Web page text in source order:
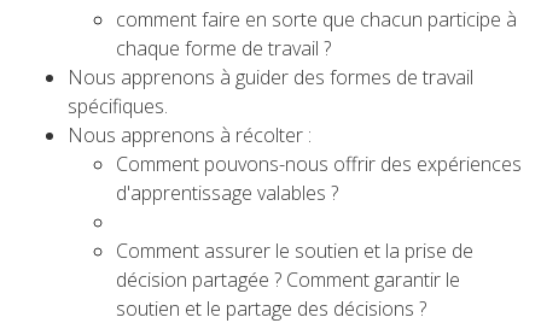
comment faire en sorte que chacun participe à
chaque forme de travail ?
Nous apprenons à guider des formes de travail
spécifiques.
Nous apprenons à récolter :
Comment pouvons-nous offrir des expériences
d'apprentissage valables ?
Comment assurer le soutien et la prise de
décision partagée ? Comment garantir le
soutien et le partage des décisions ?